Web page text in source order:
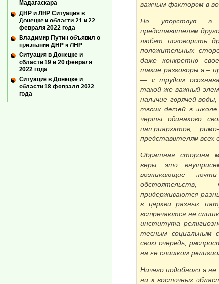
важным фактором в
Не упорствуя в
представителям
любят поговорить
положительных
даже конкретно
такие разговоры я –
— с трудом
такой же важный
наличие горячей
твоих детей в
черты одинаково
патриархатов,
представителям всех
Обратная сторона
веры, это
возникающие
придерживаются
в церкви разных
встречаются не
института
тесным социальным
свою очередь,
на не слишком
Ничего подобного я
ни в восточных
Мадагаскара
ДНР и ЛНР Ситуация в
Донецке и области 21 и 22
февраля 2022 года
Владимир Путин объявил о
признании ДНР и ЛНР
Ситуация в Донецке и
области 19 и 20 февраля
2022 года
Ситуация в Донецке и
области 18 февраля 2022
года